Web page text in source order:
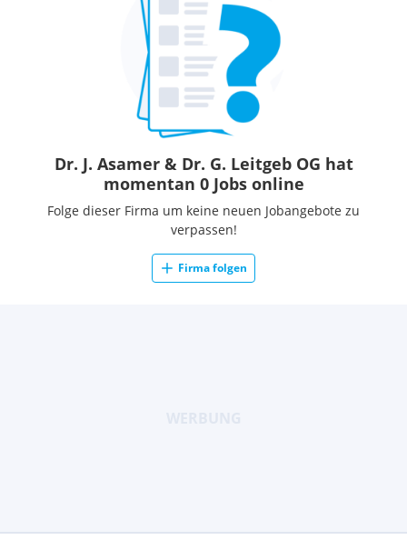
Dr. J. Asamer & Dr. G. Leitgeb OG hat
momentan 0 Jobs online
Folge dieser Firma um keine neuen Jobangebote zu
verpassen!
Firma folgen